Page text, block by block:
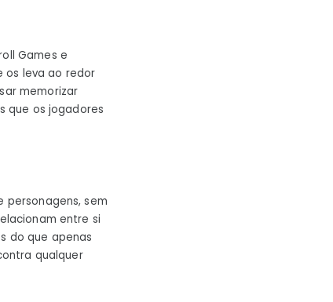
Games e
os leva ao redor
memorizar
que os jogadores
personagens, sem
entre si
do que apenas
qualquer